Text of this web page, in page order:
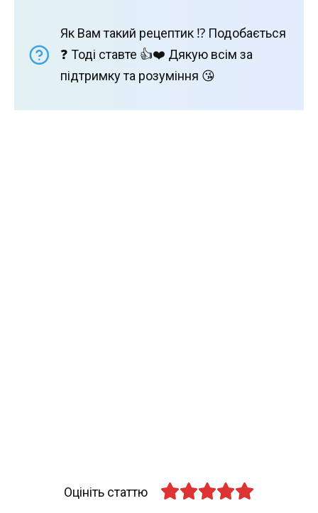
Як Вам такий рецептик ⁉️ Подобається
❓ Тоді ставте 👍❤️ Дякую всім за
підтримку та розуміння 😘
Оцініть статтю